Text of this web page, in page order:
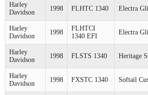
Harley
Davidson
1998 FLHTC 1340 Electra
Harley
Davidson
1998
FLHTCI
1340 EFI
Electra
Harley
Davidson
1998 FLSTS 1340 Heritage
Harley
Davidson
1998 FXSTC 1340 Softail